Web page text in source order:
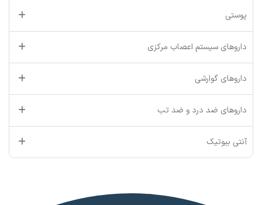
پوستی
داروهای سیستم اعصاب مرکزی
داروهای گوارشی
داروهای ضد درد و ضد تب
آنتی بیوتیک